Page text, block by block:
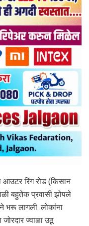
आउटर रिंग रोड (किसान
बहुतेक प्रवासी झोपले
भरू लागली. लोकांना
ज्वाळा उठू